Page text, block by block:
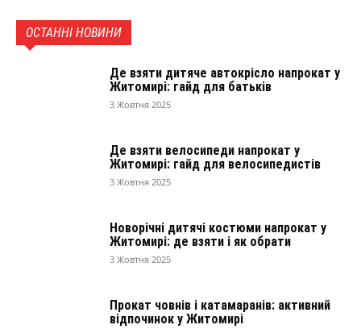
ОСТАННІ НОВИНИ
Де взяти дитяче автокрісло напрокат у
Житомирі: гайд для батьків
3 Жовтня 2025
Де взяти велосипеди напрокат у
Житомирі: гайд для велосипедистів
3 Жовтня 2025
Новорічні дитячі костюми напрокат у
Житомирі: де взяти і як обрати
3 Жовтня 2025
Прокат човнів і катамаранів: активний
відпочинок у Житомирі